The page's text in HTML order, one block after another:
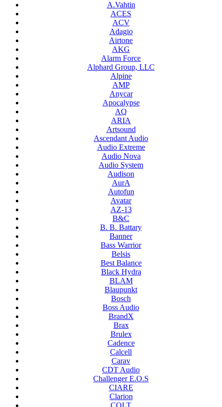
A.Vahtin
ACES
ACV
Adagio
Airtone
AKG
Alarm Force
Alphard Group, LLC
Alpine
AMP
Anycar
Apocalypse
AQ
ARIA
Artsound
Ascendant Audio
Audio Extreme
Audio Nova
Audio System
Audison
AurA
Autofun
Avatar
AZ-13
B&C
B. B. Battary
Banner
Bass Warrior
Belsis
Best Balance
Black Hydra
BLAM
Blaupunkt
Bosch
Boss Audio
BrandX
Brax
Brulex
Cadence
Calcell
Carav
CDT Audio
Challenger E.O.S
CIARE
Clarion